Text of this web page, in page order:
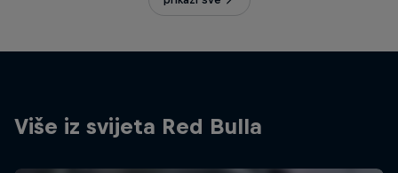
Više iz svijeta Red Bulla